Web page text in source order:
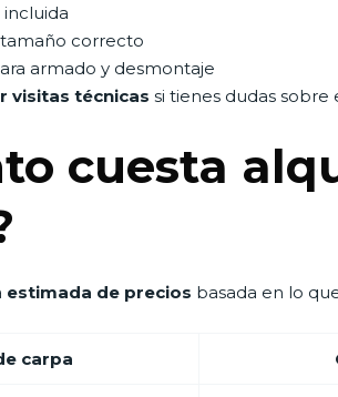
correcto
armado y desmontaje
visitas técnicas si tienes dudas sobre
cuesta
estimada de precios basada en lo
carpa